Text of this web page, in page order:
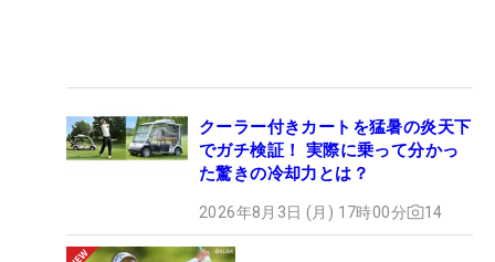
クーラー付きカートを猛暑の炎天下
でガチ検証！ 実際に乗って分かっ
た驚きの冷却力とは？
2026年8月3日 (月) 17時00分 14